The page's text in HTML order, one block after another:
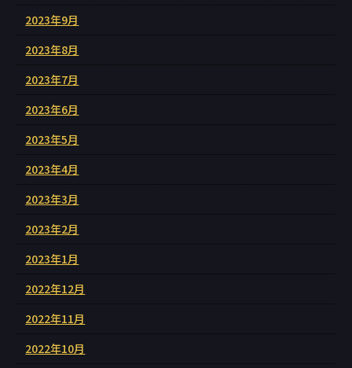
2023年9月
2023年8月
2023年7月
2023年6月
2023年5月
2023年4月
2023年3月
2023年2月
2023年1月
2022年12月
2022年11月
2022年10月